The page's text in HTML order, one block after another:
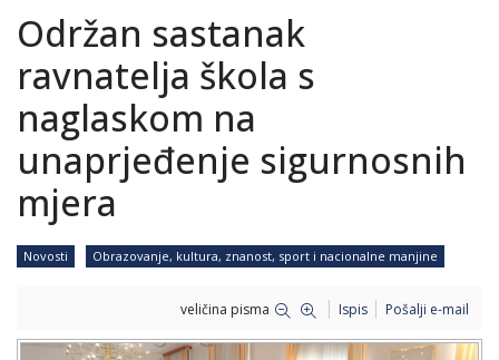
Održan sastanak
ravnatelja škola s
naglaskom na
unaprjeđenje sigurnosnih
mjera
Novosti Obrazovanje, kultura, znanost, sport i nacionalne manjine
veličina pisma Ispis Pošalji e-mail